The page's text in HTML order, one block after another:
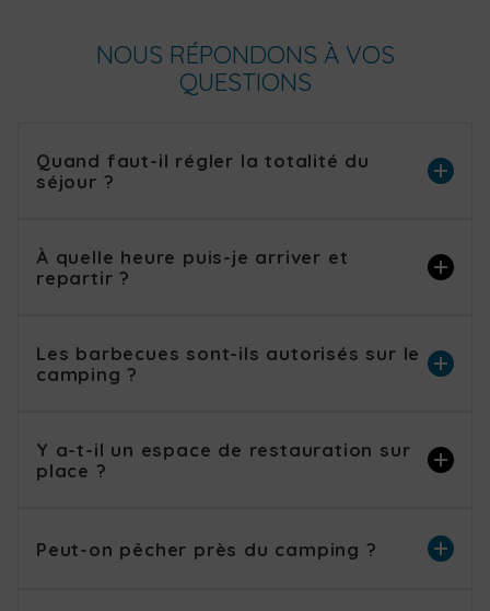
NOUS RÉPONDONS À VOS
QUESTIONS
Quand faut-il régler la totalité du
séjour ?
À quelle heure puis-je arriver et
repartir ?
Les barbecues sont-ils autorisés sur le
camping ?
Y a-t-il un espace de restauration sur
place ?
Peut-on pêcher près du camping ?